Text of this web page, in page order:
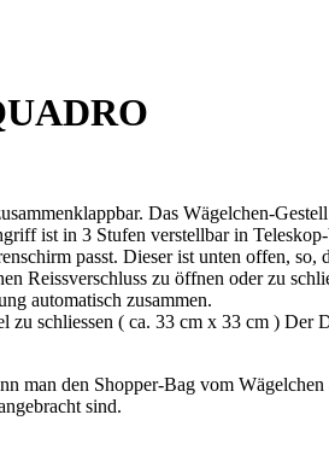
Das Wägelchen-
ist in 3 Stufen verstellbar in
passt. Dieser ist unten offen,
Reissverschluss zu öffnen oder zu
automatisch zusammen.
zu schliessen ( ca. 33 cm x 33 cm )
man den Shopper-Bag vom
sind.